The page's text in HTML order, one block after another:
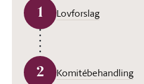
1 Lovforslag
2 Komitébehandling